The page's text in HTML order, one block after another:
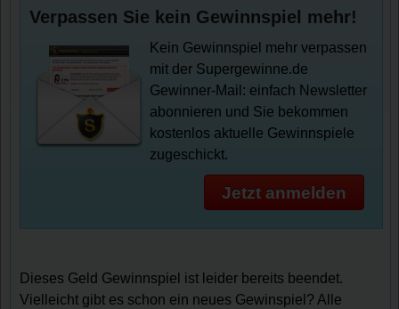
Verpassen Sie kein Gewinnspiel mehr!
Kein Gewinnspiel mehr verpassen
mit der Supergewinne.de
Gewinner-Mail: einfach Newsletter
abonnieren und Sie bekommen
kostenlos aktuelle Gewinnspiele
zugeschickt.
Jetzt anmelden
Dieses Geld Gewinnspiel ist leider bereits beendet.
Vielleicht gibt es schon ein neues Gewinspiel? Alle